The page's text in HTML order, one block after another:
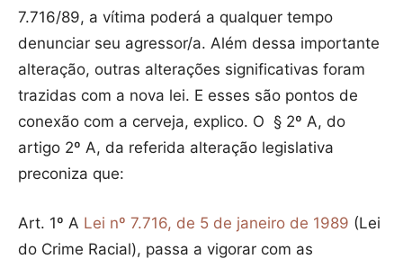
7.716/89, a vítima poderá a qualquer tempo
denunciar seu agressor/a. Além dessa importante
alteração, outras alterações significativas foram
trazidas com a nova lei. E esses são pontos de
conexão com a cerveja, explico. O § 2º A, do
artigo 2º A, da referida alteração legislativa
preconiza que:
Art. 1º A Lei nº 7.716, de 5 de janeiro de 1989 (Lei
do Crime Racial), passa a vigorar com as